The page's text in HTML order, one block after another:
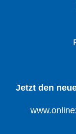
Jetzt den